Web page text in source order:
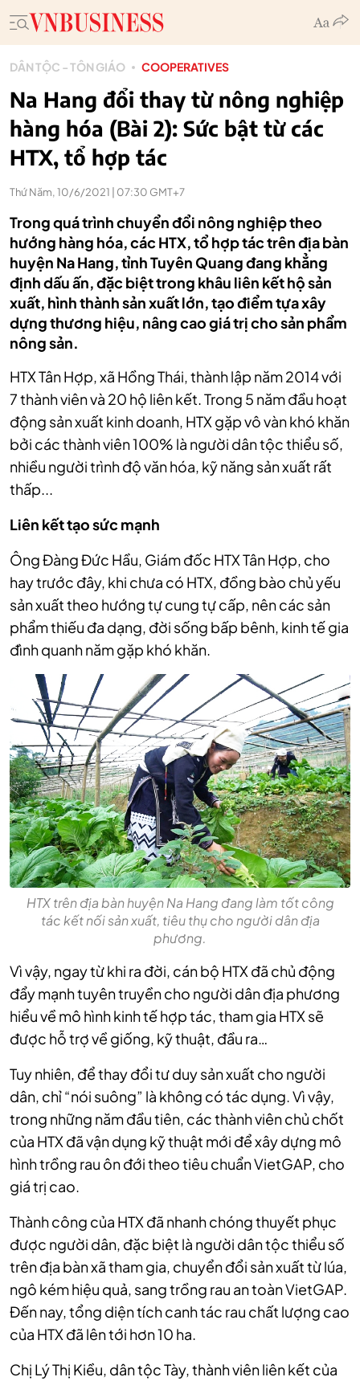
DÂN TỘC - TÔN GIÁO COOPERATIVES
Na Hang đổi thay từ nông nghiệp
hàng hóa (Bài 2): Sức bật từ các
HTX, tổ hợp tác
Thứ Năm, 10/6/2021 | 07:30 GMT+7
Trong quá trình chuyển đổi nông nghiệp theo
hướng hàng hóa, các HTX, tổ hợp tác trên địa bàn
huyện Na Hang, tỉnh Tuyên Quang đang khẳng
định dấu ấn, đặc biệt trong khâu liên kết hộ sản
xuất, hình thành sản xuất lớn, tạo điểm tựa xây
dựng thương hiệu, nâng cao giá trị cho sản phẩm
nông sản.
HTX Tân Hợp, xã Hồng Thái, thành lập năm 2014 với
7 thành viên và 20 hộ liên kết. Trong 5 năm đầu hoạt
động sản xuất kinh doanh, HTX gặp vô vàn khó khăn
bởi các thành viên 100% là người dân tộc thiểu số,
nhiều người trình độ văn hóa, kỹ năng sản xuất rất
thấp...
Liên kết tạo sức mạnh
Ông Đàng Đức Hầu, Giám đốc HTX Tân Hợp, cho
hay trước đây, khi chưa có HTX, đồng bào chủ yếu
sản xuất theo hướng tự cung tự cấp, nên các sản
phẩm thiếu đa dạng, đời sống bấp bênh, kinh tế gia
đình quanh năm gặp khó khăn.
HTX trên địa bàn huyện Na Hang đang làm tốt công
tác kết nối sản xuất, tiêu thụ cho người dân địa
phương.
Vì vậy, ngay từ khi ra đời, cán bộ HTX đã chủ động
đẩy mạnh tuyên truyền cho người dân địa phương
hiểu về mô hình kinh tế hợp tác, tham gia HTX sẽ
được hỗ trợ về giống, kỹ thuật, đầu ra…
Tuy nhiên, để thay đổi tư duy sản xuất cho người
dân, chỉ “nói suông” là không có tác dụng. Vì vậy,
trong những năm đầu tiên, các thành viên chủ chốt
của HTX đã vận dụng kỹ thuật mới để xây dựng mô
hình trồng rau ôn đới theo tiêu chuẩn VietGAP, cho
giá trị cao.
Thành công của HTX đã nhanh chóng thuyết phục
được người dân, đặc biệt là người dân tộc thiểu số
trên địa bàn xã tham gia, chuyển đổi sản xuất từ lúa,
ngô kém hiệu quả, sang trồng rau an toàn VietGAP.
Đến nay, tổng diện tích canh tác rau chất lượng cao
của HTX đã lên tới hơn 10 ha.
Chị Lý Thị Kiều, dân tộc Tày, thành viên liên kết của